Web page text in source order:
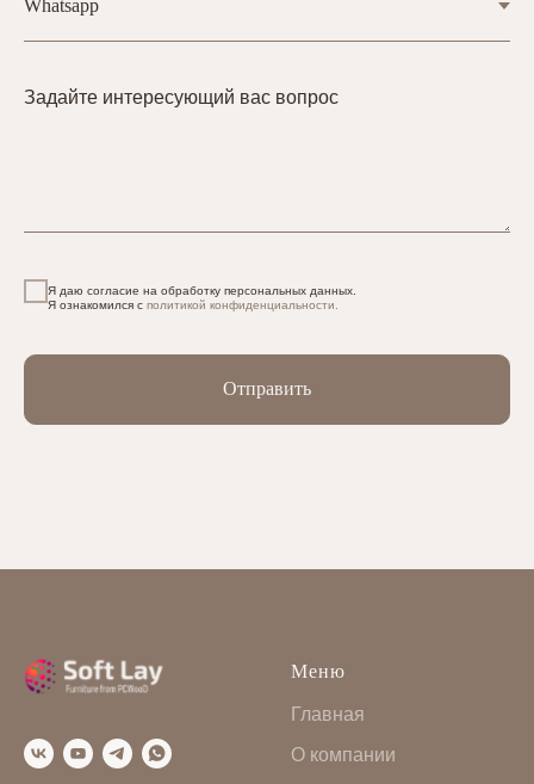
Задайте интересующий вас вопрос
Я даю согласие на обработку персональных данных.
Я ознакомился с политикой конфиденциальности.
Отправить
Меню
Главная
О компании